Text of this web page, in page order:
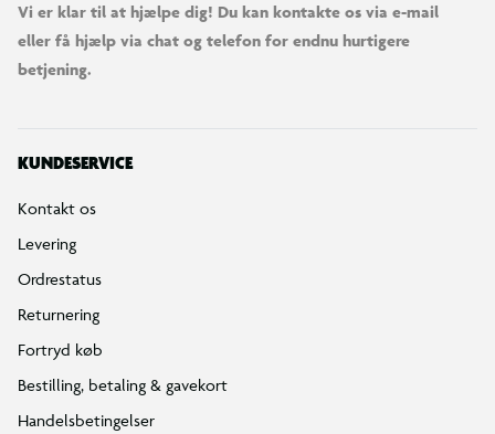
Vi er klar til at hjælpe dig! Du kan kontakte os via e-mail
eller få hjælp via chat og telefon for endnu hurtigere
betjening.
KUNDESERVICE
Kontakt os
Levering
Ordrestatus
Returnering
Fortryd køb
Bestilling, betaling & gavekort
Handelsbetingelser